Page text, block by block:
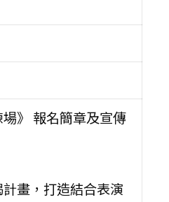
》 報名簡章及宣傳
畫，打造結合表演